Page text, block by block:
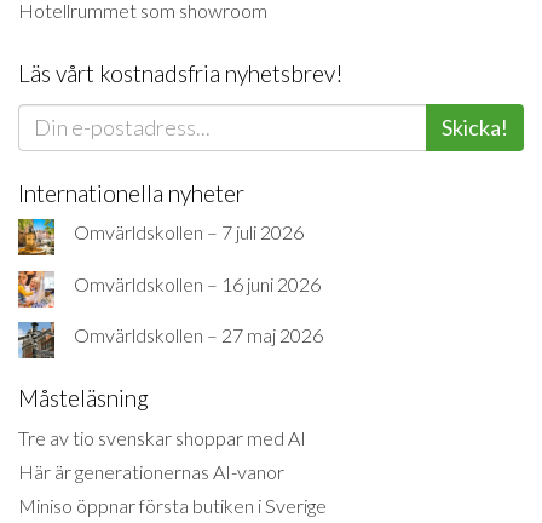
Hotellrummet som showroom
Läs vårt kostnadsfria nyhetsbrev!
Skicka!
Internationella nyheter
Omvärldskollen – 7 juli 2026
Omvärldskollen – 16 juni 2026
Omvärldskollen – 27 maj 2026
Måsteläsning
Tre av tio svenskar shoppar med AI
Här är generationernas AI-vanor
Miniso öppnar första butiken i Sverige